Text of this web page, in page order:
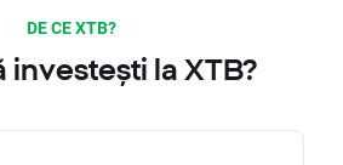
DE CE XTB?
investești la XTB?